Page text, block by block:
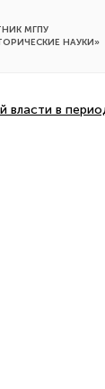
МГПУ
НАУКИ»
власти в